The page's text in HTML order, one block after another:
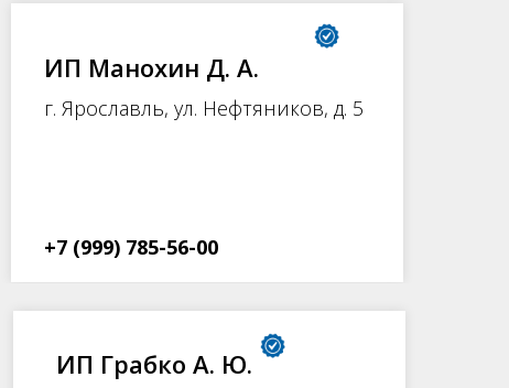
ИП Манохин Д. А.
г. Ярославль, ул. Нефтяников, д. 5
+7 (999) 785-56-00
ИП Грабко А. Ю.